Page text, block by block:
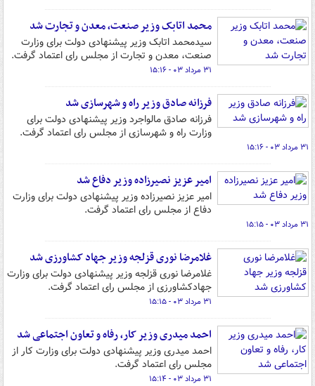
محمد اتابک وزیر صنعت، معدن و تجارت شد
سیدمحمد اتابک وزیر پیشنهادی دولت برای وزارت
صنعت، معدن و تجارت از مجلس رای اعتماد گرفت.
۳۱ مرداد ۰۳ - ۱۵:۱۶
فرزانه صادق وزیر راه و شهرسازی شد
فرزانه صادق مالواجرد وزیر پیشنهادی دولت برای
وزارت راه و شهرسازی از مجلس رای اعتماد گرفت.
۳۱ مرداد ۰۳ - ۱۵:۱۶
امیر عزیز نصیرزاده وزیر دفاع شد
امیر عزیز نصیرزاده وزیر پیشنهادی دولت برای وزارت
دفاع از مجلس رای اعتماد گرفت.
۳۱ مرداد ۰۳ - ۱۵:۱۵
غلامرضا نوری قزلجه وزیر جهاد کشاورزی شد
غلامرضا نوری قزلجه وزیر پیشنهادی دولت برای وزارت
جهادکشاورزی از مجلس رای اعتماد گرفت.
۳۱ مرداد ۰۳ - ۱۵:۱۵
احمد میدری وزیر کار، رفاه و تعاون اجتماعی شد
احمد میدری وزیر پیشنهادی دولت برای وزارت کار از
مجلس رای اعتماد گرفت.
۳۱ مرداد ۰۳ - ۱۵:۱۴